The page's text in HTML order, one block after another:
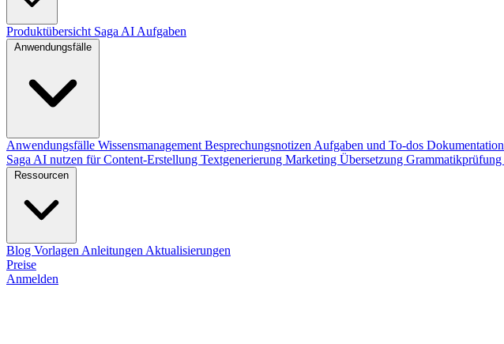
Produktübersicht Saga AI Aufgaben
Anwendungsfälle Wissensmanagement Besprechungsnotizen Aufgaben und To-dos Dokumentation
Saga AI nutzen fürContent-Erstellung Textgenerierung Marketing Übersetzung Grammatikprüfung
Blog Vorlagen Anleitungen Aktualisierungen
Preise
Anmelden